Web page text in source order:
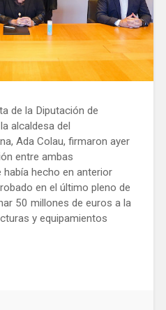
de la Diputación de
alcaldesa del
​​Ada Colau, firmaron ayer
entre ambas
hecho en anterior
en el último pleno de
50 millones de euros a la
y equipamientos